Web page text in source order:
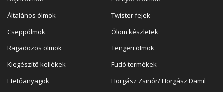
Általános ólmok
Twister fejek
Cseppólmok
Ólom készletek
Ragadozós ólmok
Tengeri ólmok
Kiegészítő kellékek
Fudó termékek
Etetőanyagok
Horgász Zsinór/ Horgász Damil